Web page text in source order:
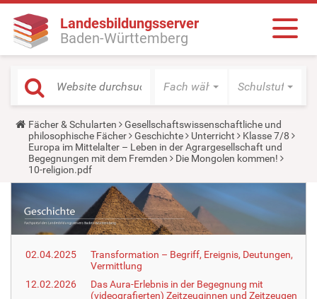
Landesbildungsserver
Baden-Württemberg
Fach wählen Schulstufe
Y
o
u
a
r
e
r
e
:
Fächer & Schularten
Gesellschaftswissenschaftliche und
philosophische Fächer
Geschichte Unterricht
Klasse 7/8
Europa im Mittelalter – Leben in der Agrargesellschaft und
Begegnungen mit dem Fremden
Die Mongolen kommen!
10-religion.pdf
02.04.2025
Transformation – Begriff, Ereignis, Deutungen,
Vermittlung
12.02.2026
Das Aura-Erlebnis in der Begegnung mit
(videografierten) Zeitzeuginnen und Zeitzeugen